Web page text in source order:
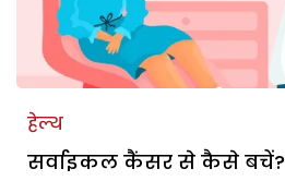
हेल्थ
सर्वाइकल कैंसर से कैसे बचें?